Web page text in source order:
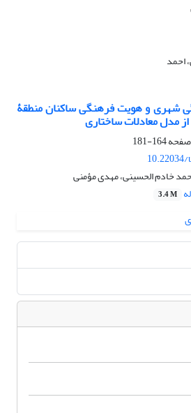
احمد
شهری و هویت فرهنگی ساکنان منطقۀ
164-181
خادم الحسینی، مهدی مؤمنی
3.4 M